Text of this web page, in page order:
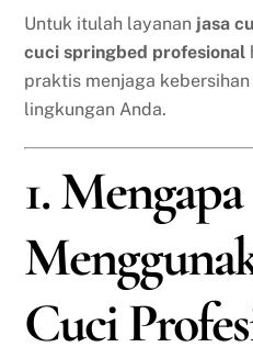
Untuk itulah layanan jasa
cuci springbed profesional
praktis menjaga
lingkungan Anda.
1.
Cuci